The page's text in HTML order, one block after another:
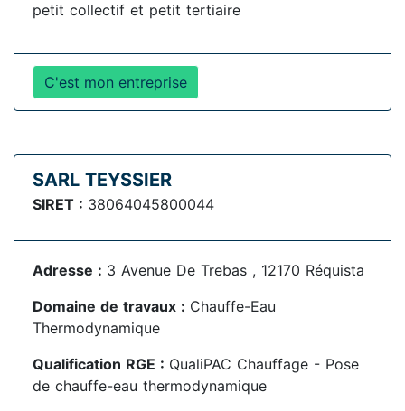
petit collectif et petit tertiaire
C'est mon entreprise
SARL TEYSSIER
SIRET : 38064045800044
Adresse : 3 Avenue De Trebas , 12170 Réquista
Domaine de travaux : Chauffe-Eau
Thermodynamique
Qualification RGE : QualiPAC Chauffage - Pose
de chauffe-eau thermodynamique